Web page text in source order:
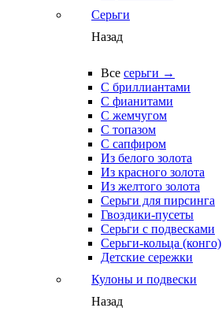
Серьги
Назад
Все серьги →
С бриллиантами
С фианитами
С жемчугом
С топазом
С сапфиром
Из белого золота
Из красного золота
Из желтого золота
Серьги для пирсинга
Гвоздики-пусеты
Серьги с подвесками
Серьги-кольца (конго)
Детские сережки
Кулоны и подвески
Назад